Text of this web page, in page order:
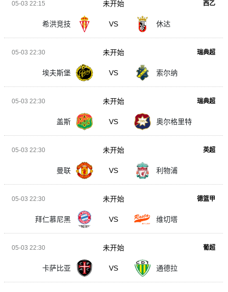
05-03 22:15 西乙
希洪竞技 VS 休达
未开始
05-03 22:30 瑞典超
埃夫斯堡 VS 索尔纳
未开始
05-03 22:30 瑞典超
盖斯 VS 奥尔格里特
未开始
05-03 22:30 英超
曼联 VS 利物浦
未开始
05-03 22:30 德篮甲
拜仁慕尼黑 VS 维切塔
未开始
05-03 22:30 葡超
卡萨比亚 VS 通德拉
未开始